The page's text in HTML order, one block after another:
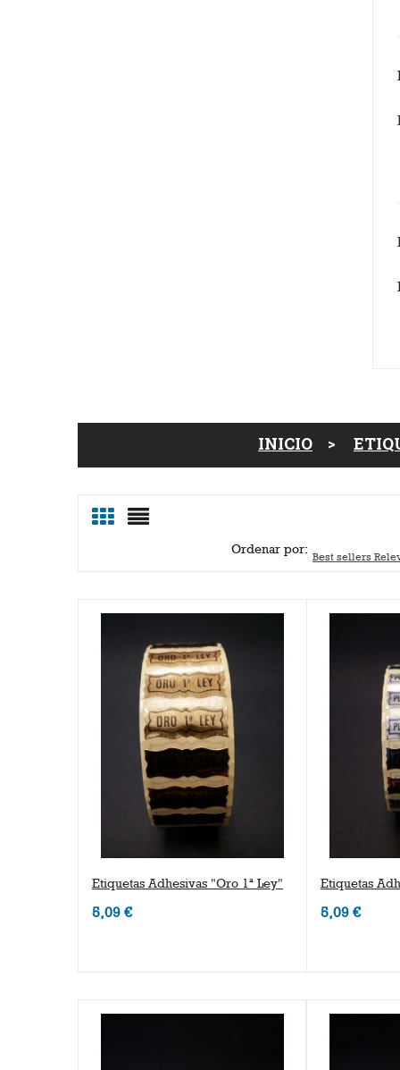
INICIO
Ordenar por:
Best sellers
Etiquetas Adhesivas "Oro 1ª Ley"
5,09 €
Etiquetas
5,09 €